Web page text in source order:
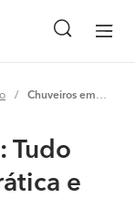
Chuveiros embutidos: tudo para um instalação prática e eficiente
Tudo
e